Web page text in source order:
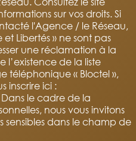
sur vos droits. Si
l'Agence / le Réseau,
Libertés » ne sont pas
une réclamation à la
l’existence de la liste
téléphonique « Bloctel »,
inscrire ici :
Dans le cadre de la
nous vous invitons
sensibles dans le champ de